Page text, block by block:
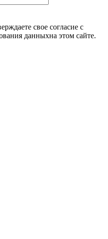
свое согласие с
данныхна этом сайте.